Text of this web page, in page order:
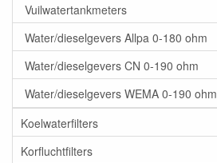
Vuilwatertankmeters
Water/dieselgevers Allpa 0-180 ohm
Water/dieselgevers CN 0-190 ohm
Water/dieselgevers WEMA 0-190 ohm
Koelwaterfilters
Korfluchtfilters